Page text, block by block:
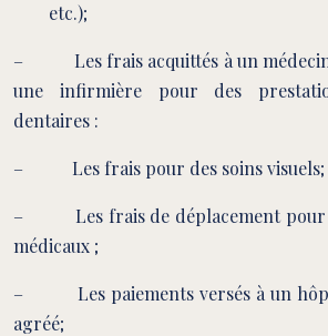
etc.);
– Les frais acquittés à un médecin,
une infirmière pour des
dentaires :
– Les frais pour des soins visuels;
– Les frais de déplacement pour
médicaux ;
– Les paiements versés à un
agréé;